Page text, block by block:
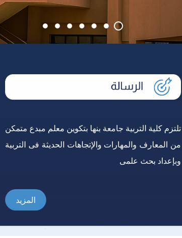
تلتزم كلية التربية جامعة بنها بتكوين معلم مبدع متمكن
من المعارف والمهارات والإتجاهات الحديثة فى التربية
وبإعداد بحث علمى
المزيد